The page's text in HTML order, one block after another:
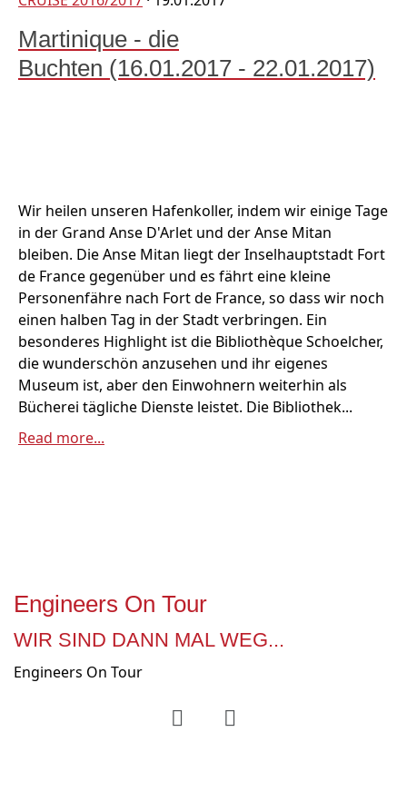
Martinique - die
Buchten (16.01.2017 - 22.01.2017)
Wir heilen unseren Hafenkoller, indem wir einige Tage
in der Grand Anse D'Arlet und der Anse Mitan
bleiben. Die Anse Mitan liegt der Inselhauptstadt Fort
de France gegenüber und es fährt eine kleine
Personenfähre nach Fort de France, so dass wir noch
einen halben Tag in der Stadt verbringen. Ein
besonderes Highlight ist die Bibliothèque Schoelcher,
die wunderschön anzusehen und ihr eigenes
Museum ist, aber den Einwohnern weiterhin als
Bücherei tägliche Dienste leistet. Die Bibliothek...
Read more...
Engineers On Tour
WIR SIND DANN MAL WEG...
Engineers On Tour